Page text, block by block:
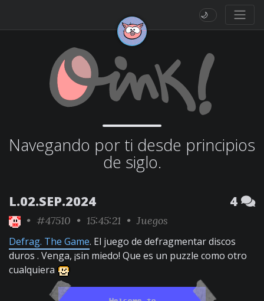
🌙
Navegando por ti desde principios
de siglo.
L.02.SEP.2024 4
• #47510 • 15:45:21 • Juegos
Defrag. The Game. El juego de defragmentar discos
duros . Venga, ¡sin miedo! Que es un puzzle como otro
cualquiera